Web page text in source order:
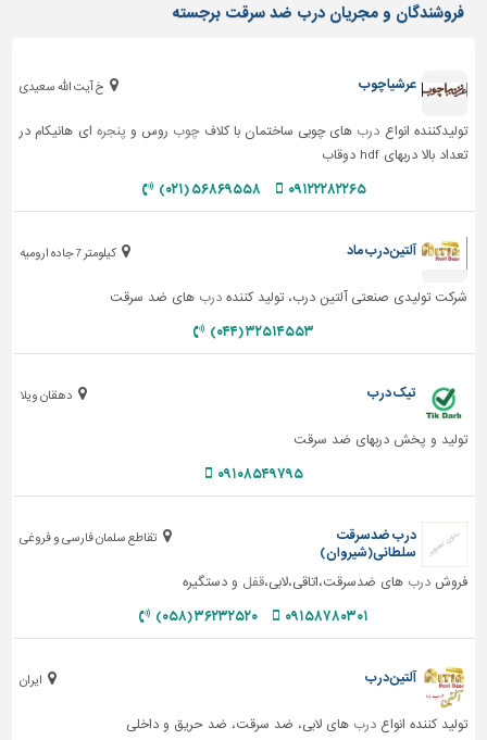
فروشندگان و مجریان درب ضد سرقت برجسته
خ آیت الله سعیدی عرشیا چوب
تولیدکننده انواع درب های چوبی ساختمان با کلافچوب روس و پنجره ای هانیکام در
تعداد بالا دربهای hdf دوقاب
۰۹۱۲۲۲۸۲۲۶۵ ۵۶۸۶۹۵۵۸ (۰۲۱)
کیلومتر 7 جاده ارومیه آلتین درب ماد
شرکت تولیدی صنعتی آلتین درب، تولید کنندهدرب های ضد سرقت
۳۲۵۱۴۵۵۳ (۰۴۴)
دهقان ویلا تیک درب
تولید و پخش دربهای ضد سرقت
۰۹۱۰۸۵۴۹۷۹۵
تقاطع سلمان فارسی و فروغی
درب ضدسرقت
سلطانی(شیروان)
فروشدرب های ضدسرقت،اتاقی،لابی،قفل و دستگیره
۰۹۱۵۸۷۸۰۳۰۱ ۳۶۲۳۲۵۲۰ (۰۵۸)
ایران آلتین درب
تولید کننده انواعدرب های لابی، ضد سرقت، ضد حریق و داخلی